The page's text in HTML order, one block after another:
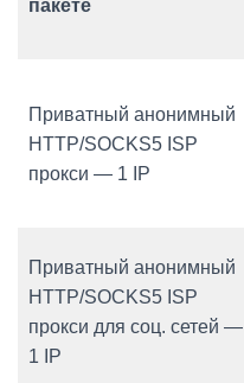
пакете
Приватный анонимный
HTTP/SOCKS5 ISP
прокси — 1 IP
Приватный анонимный
HTTP/SOCKS5 ISP
прокси для соц. сетей —
1 IP